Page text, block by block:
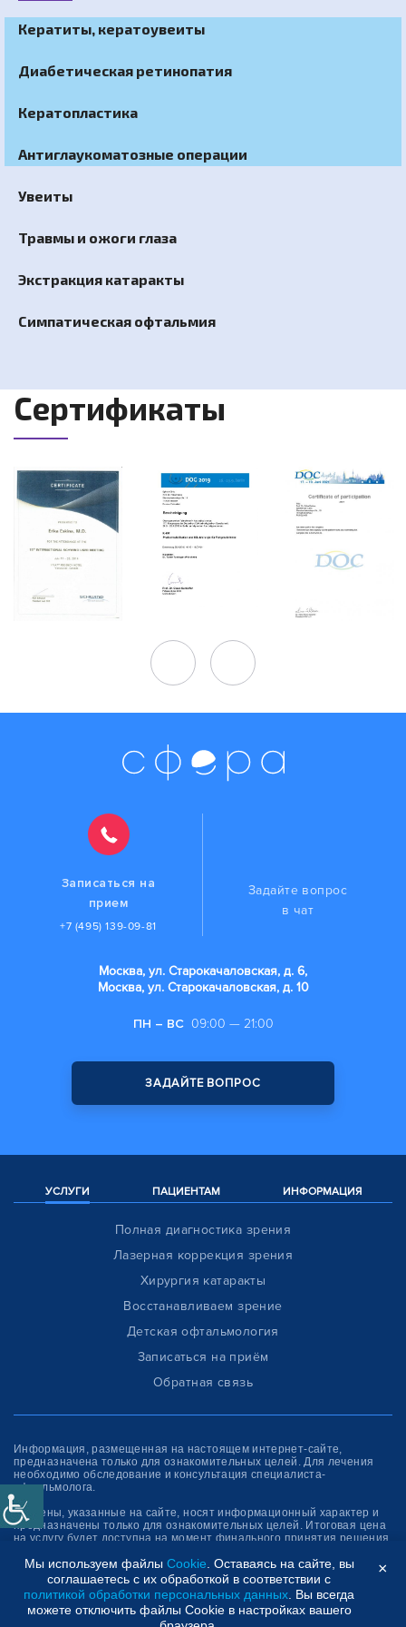
Кератиты, кератоувеиты
Диабетическая ретинопатия
Кератопластика
Антиглаукоматозные операции
Увеиты
Травмы и ожоги глаза
Экстракция катаракты
Симпатическая офтальмия
Сертификаты
Записаться на
прием
+7 (495) 139-09-81
Задайте вопрос
в чат
Москва, ул. Старокачаловская, д. 6,
Москва, ул. Старокачаловская, д. 10
ПН – ВС 09:00 — 21:00
ЗАДАЙТЕ ВОПРОС
УСЛУГИ ПАЦИЕНТАМ ИНФОРМАЦИЯ
Полная диагностика зрения
Лазерная коррекция зрения
Хирургия катаракты
Восстанавливаем зрение
Детская офтальмология
Записаться на приём
Обратная связь
Клиника “СФЕРА”
Информация, размещенная на настоящем интернет-сайте,
предназначена только для ознакомитель­ных целей. Для лечения
необходимо обследование и консультация специалиста-
офтальмолога.
(*)- цены, указанные на сайте, носят информационный характер и
предназначены только для ознакомительных целей. Итоговая цена
на услугу будет доступна на момент финального принятия решения
Мы используем файлы Cookie . Оставаясь на сайте, вы
соглашаетесь с их обработкой в соответствии с
политикой обработки персональных данных . Вы всегда
можете отключить файлы Cookie в настройках вашего
×